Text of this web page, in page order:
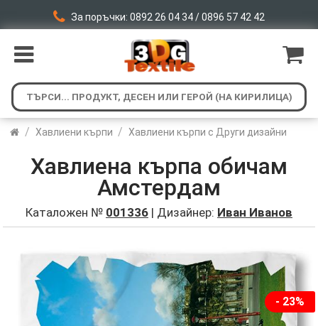
За поръчки: 0892 26 04 34 / 0896 57 42 42
/ Хавлиени кърпи / Хавлиени кърпи с Други дизайни
Хавлиена кърпа обичам
Амстердам
Каталожен № 001336 | Дизайнер: Иван Иванов
- 23%